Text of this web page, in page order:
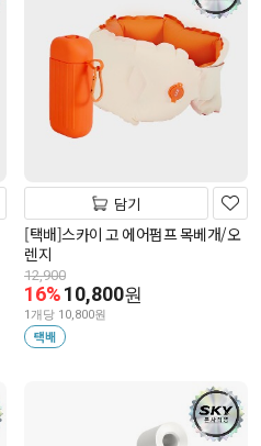
담기
[택배]스카이 고 에어펌프 목베개/오
렌지
12,900
16%10,800원
1개당 10,800원
택배